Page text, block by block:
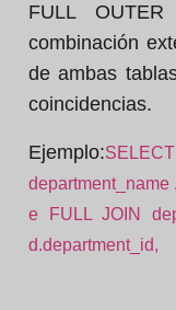
FULL
combinación
de ambas
coincidencias.
Ejemplo:
e FULL JOIN
d.department_id,